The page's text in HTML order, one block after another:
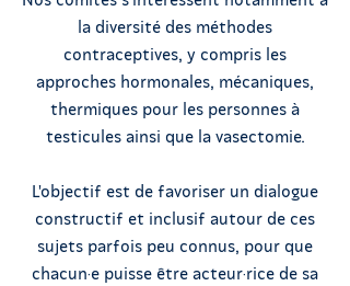
la diversité des méthodes
contraceptives, y compris les
approches hormonales, mécaniques,
thermiques pour les personnes à
testicules ainsi que la vasectomie.
L'objectif est de favoriser un dialogue
constructif et inclusif autour de ces
sujets parfois peu connus, pour que
chacun·e puisse être acteur·rice de sa